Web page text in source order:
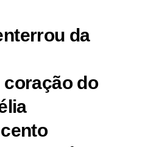
da
coração do